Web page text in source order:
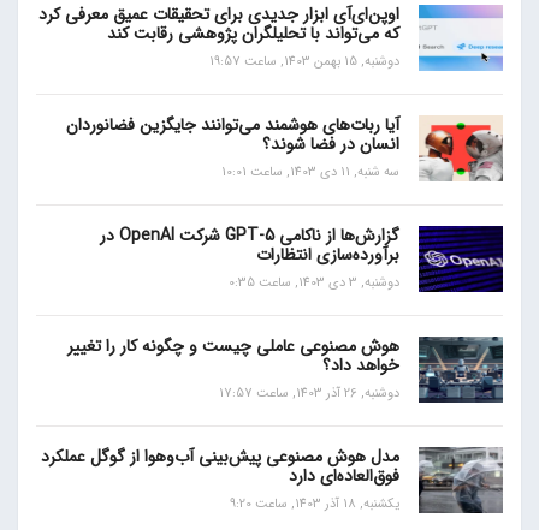
اوپن‌ای‌آی ابزار جدیدی برای تحقیقات عمیق معرفی کرد
که می‌تواند با تحلیلگران پژوهشی رقابت کند
دوشنبه, 15 بهمن 1403, ساعت 19:57
آیا ربات‌های هوشمند می‌توانند جایگزین فضانوردان
انسان در فضا شوند؟
سه شنبه, 11 دی 1403, ساعت 10:01
گزارش‌ها از ناکامی GPT-5 شرکت OpenAI در
برآورده‌سازی انتظارات
دوشنبه, 3 دی 1403, ساعت 0:35
هوش مصنوعی عاملی چیست و چگونه کار را تغییر
خواهد داد؟
دوشنبه, 26 آذر 1403, ساعت 17:57
مدل هوش مصنوعی پیش‌بینی آب‌و‌هوا از گوگل عملکرد
فوق‌العاده‌ای دارد
یکشنبه, 18 آذر 1403, ساعت 9:20